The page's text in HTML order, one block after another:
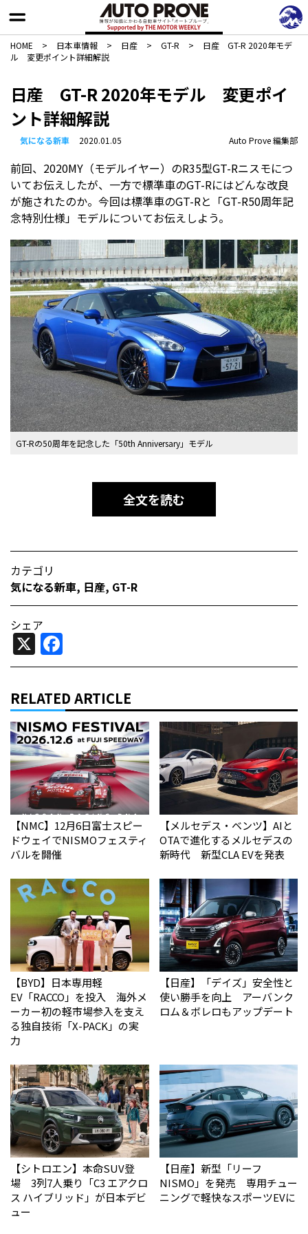
HOME > 日本車情報​ > 日産 > GT-R >
日産 GT-R 2020年モデ
ル 変更ポイント詳細解説
日産 GT-R 2020年モデル 変更ポイ
ント詳細解説
気になる新車 2020.01.05 Auto Prove 編集部
前回、2020MY（モデルイヤー）のR35型GT-Rニスモにつ
いてお伝えしたが、一方で標準車のGT-Rにはどんな改良
が施されたのか。今回は標準車のGT-Rと「GT-R50周年記
念特別仕様」モデルについてお伝えしよう。
GT-Rの50周年を記念した「50th Anniversary」モデル
全文を読む
カテゴリ
気になる新車, 日産, GT-R
シェア
X
RELATED ARTICLE
【NMC】12月6日富士スピー
ドウェイでNISMOフェスティ
バルを開催
【メルセデス・ベンツ】AIと
OTAで進化するメルセデスの
新時代 新型CLA EVを発表
【BYD】日本専用軽
EV「RACCO」を投入 海外メ
ーカー初の軽市場参入を支え
る独自技術「X-PACK」の実
力
【日産】「デイズ」安全性と
使い勝手を向上 アーバンク
ロム＆ボレロもアップデート
【シトロエン】本命SUV登
場 3列7人乗り「C3 エアクロ
ス ハイブリッド」が日本デビ
ュー
【日産】新型「リーフ
NISMO」を発売 専用チュー
ニングで軽快なスポーツEVに